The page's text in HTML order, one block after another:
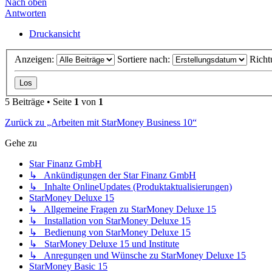
Nach oben
Antworten
Druckansicht
Anzeigen: Sortiere nach:
5 Beiträge • Seite 1 von 1
Zurück zu „Arbeiten mit StarMoney Business 10“
Gehe zu
Star Finanz GmbH
↳ Ankündigungen der Star Finanz GmbH
↳ Inhalte OnlineUpdates (Produktaktualisierungen)
StarMoney Deluxe 15
↳ Allgemeine Fragen zu StarMoney Deluxe 15
↳ Installation von StarMoney Deluxe 15
↳ Bedienung von StarMoney Deluxe 15
↳ StarMoney Deluxe 15 und Institute
↳ Anregungen und Wünsche zu StarMoney Deluxe 15
StarMoney Basic 15